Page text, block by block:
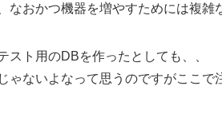
なおかつ機器を増やすためには複雑
スト用のDBを作ったとしても、、
ゃないよなって思うのですがここで